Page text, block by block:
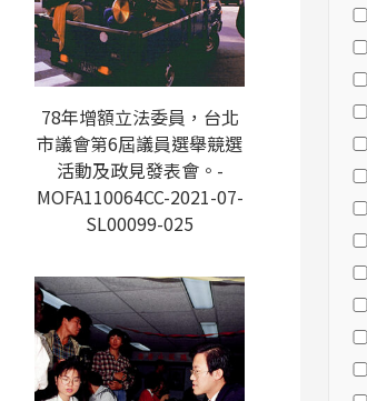
78年增額立法委員，台北
市議會第6屆議員選舉競選
活動及政見發表會。-
MOFA110064CC-2021-07-
SL00099-025